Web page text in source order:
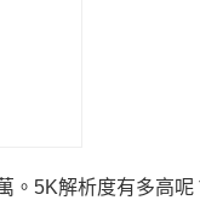
。5K解析度有多高呢